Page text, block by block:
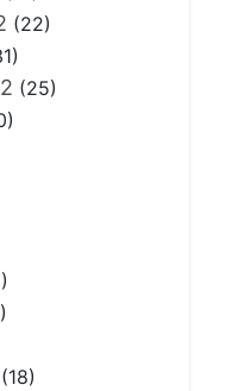
(22)
(25)
(18)